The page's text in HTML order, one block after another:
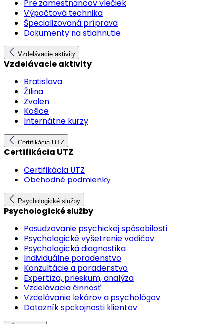
Pre zamestnancov vlečiek
Výpočtová technika
Špecializovaná príprava
Dokumenty na stiahnutie
Vzdelávacie aktivity
Vzdelávacie aktivity
Bratislava
ŽIlina
Zvolen
Košice
Internátne kurzy
Certifikácia UTZ
Certifikácia UTZ
Certifikácia UTZ
Obchodné podmienky
Psychologické služby
Psychologické služby
Posudzovanie psychickej spôsobilosti
Psychologické vyšetrenie vodičov
Psychologická diagnostika
Individuálne poradenstvo
Konzultácie a poradenstvo
Expertíza, prieskum, analýza
Vzdelávacia činnosť
Vzdelávanie lekárov a psychológov
Dotazník spokojnosti klientov